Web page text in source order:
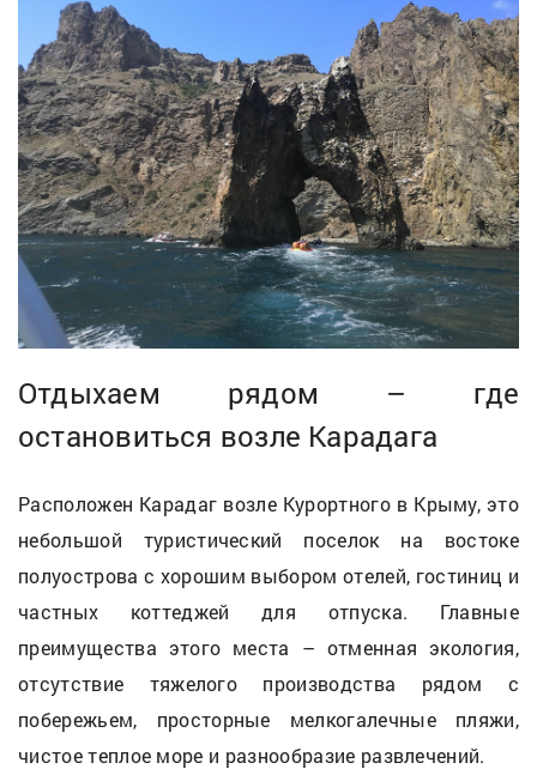
Отдыхаем рядом – где
остановиться возле Карадага
Расположен Карадаг возле Курортного в Крыму, это
небольшой туристический поселок на востоке
полуострова с хорошим выбором отелей, гостиниц и
частных коттеджей для отпуска. Главные
преимущества этого места – отменная экология,
отсутствие тяжелого производства рядом с
побережьем, просторные мелкогалечные пляжи,
чистое теплое море и разнообразие развлечений.